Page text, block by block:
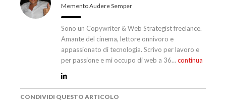
Memento Audere Semper
Sono un Copywriter & Web Strategist freelance.
Amante del cinema, lettore onnivoro e
appassionato di tecnologia. Scrivo per lavoro e
per passione e mi occupo di web a 36…continua
CONDIVIDI QUESTO ARTICOLO